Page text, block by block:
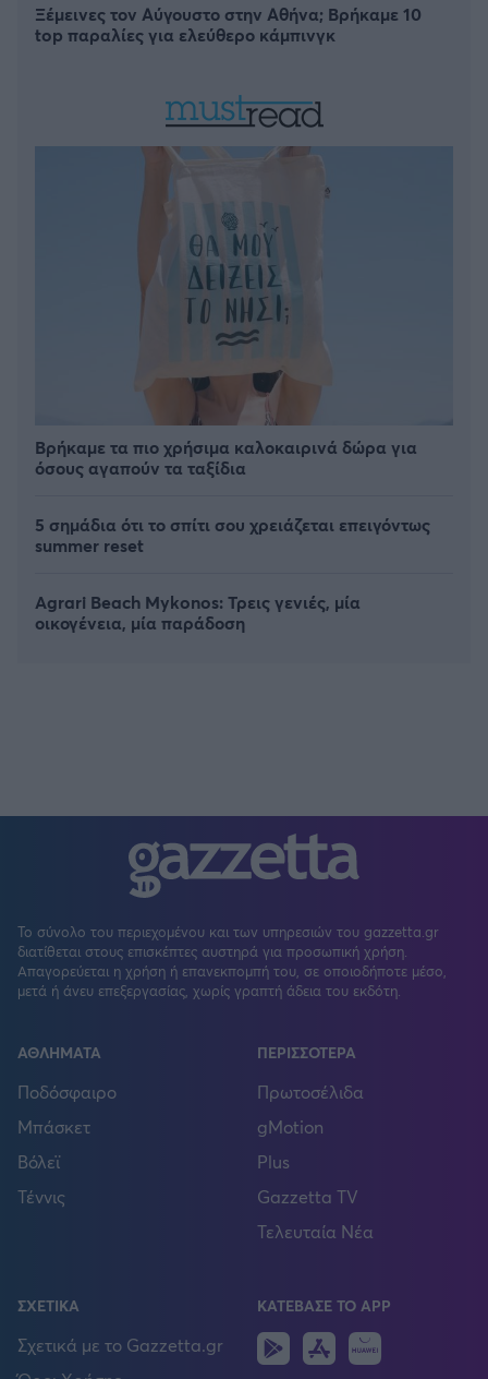
Ξέμεινες τον Αύγουστο στην Αθήνα; Βρήκαμε 10
top παραλίες για ελεύθερο κάμπινγκ
Βρήκαμε τα πιο χρήσιμα καλοκαιρινά δώρα για
όσους αγαπούν τα ταξίδια
5 σημάδια ότι το σπίτι σου χρειάζεται επειγόντως
summer reset
Agrari Beach Mykonos: Τρεις γενιές, μία
οικογένεια, μία παράδοση
Το σύνολο του περιεχομένου και των υπηρεσιών του gazzetta.gr
διατίθεται στους επισκέπτες αυστηρά για προσωπική χρήση.
Απαγορεύεται η χρήση ή επανεκπομπή του, σε οποιοδήποτε μέσο,
μετά ή άνευ επεξεργασίας, χωρίς γραπτή άδεια του εκδότη.
ΑΘΛΗΜΑΤΑ
Ποδόσφαιρο
Μπάσκετ
Βόλεϊ
Τέννις
ΠΕΡΙΣΣΟΤΕΡΑ
Πρωτοσέλιδα
gMotion
Plus
Gazzetta TV
Τελευταία Νέα
ΣΧΕΤΙΚΑ
Σχετικά με το Gazzetta.gr
ΚΑΤΕΒΑΣΕ ΤΟ APP
Android
IOS